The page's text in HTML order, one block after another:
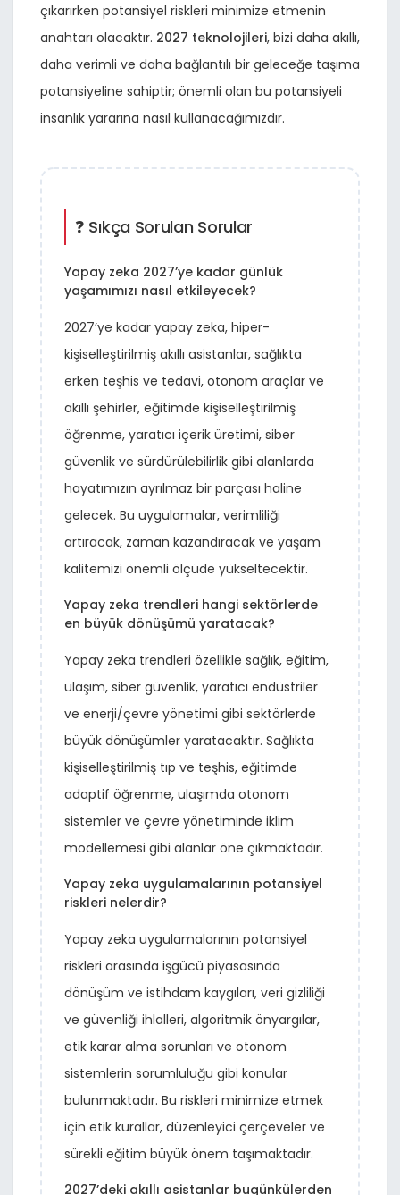
çıkarırken potansiyel riskleri minimize etmenin
anahtarı olacaktır. 2027 teknolojileri, bizi daha akıllı,
daha verimli ve daha bağlantılı bir geleceğe taşıma
potansiyeline sahiptir; önemli olan bu potansiyeli
insanlık yararına nasıl kullanacağımızdır.
❓ Sıkça Sorulan Sorular
Yapay zeka 2027’ye kadar günlük
yaşamımızı nasıl etkileyecek?
2027’ye kadar yapay zeka, hiper-
kişiselleştirilmiş akıllı asistanlar, sağlıkta
erken teşhis ve tedavi, otonom araçlar ve
akıllı şehirler, eğitimde kişiselleştirilmiş
öğrenme, yaratıcı içerik üretimi, siber
güvenlik ve sürdürülebilirlik gibi alanlarda
hayatımızın ayrılmaz bir parçası haline
gelecek. Bu uygulamalar, verimliliği
artıracak, zaman kazandıracak ve yaşam
kalitemizi önemli ölçüde yükseltecektir.
Yapay zeka trendleri hangi sektörlerde
en büyük dönüşümü yaratacak?
Yapay zeka trendleri özellikle sağlık, eğitim,
ulaşım, siber güvenlik, yaratıcı endüstriler
ve enerji/çevre yönetimi gibi sektörlerde
büyük dönüşümler yaratacaktır. Sağlıkta
kişiselleştirilmiş tıp ve teşhis, eğitimde
adaptif öğrenme, ulaşımda otonom
sistemler ve çevre yönetiminde iklim
modellemesi gibi alanlar öne çıkmaktadır.
Yapay zeka uygulamalarının potansiyel
riskleri nelerdir?
Yapay zeka uygulamalarının potansiyel
riskleri arasında işgücü piyasasında
dönüşüm ve istihdam kaygıları, veri gizliliği
ve güvenliği ihlalleri, algoritmik önyargılar,
etik karar alma sorunları ve otonom
sistemlerin sorumluluğu gibi konular
bulunmaktadır. Bu riskleri minimize etmek
için etik kurallar, düzenleyici çerçeveler ve
sürekli eğitim büyük önem taşımaktadır.
2027’deki akıllı asistanlar bugünkülerden